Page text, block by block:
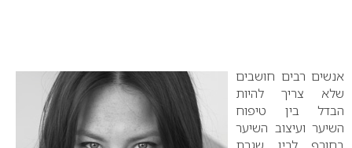
אנשים רבים חושבים
שלא צריך להיות
הבדל בין טיפוח
השיער ועיצוב השיער